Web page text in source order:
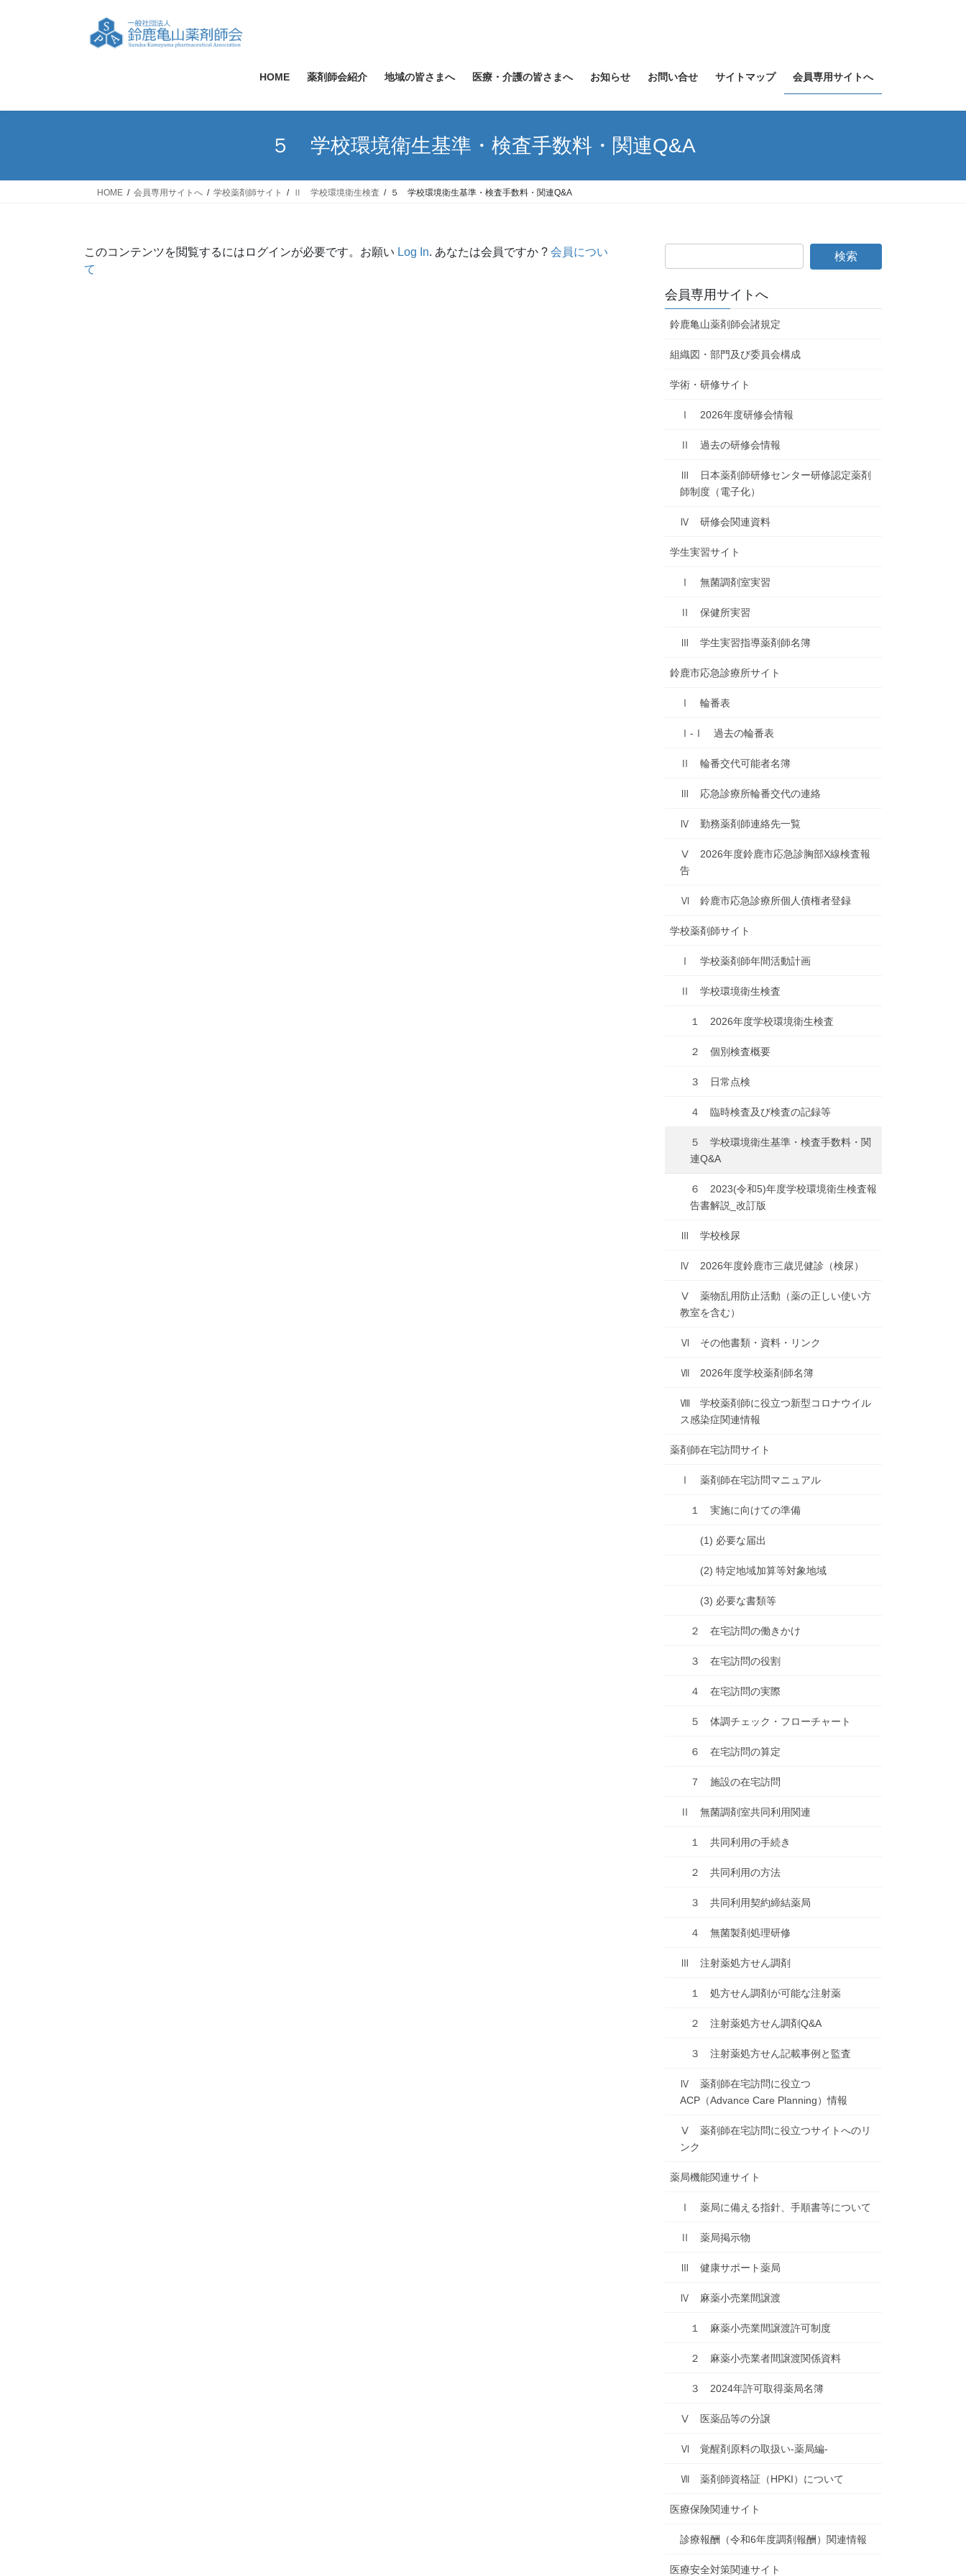
ス
ン
HOME 薬剤師会紹介 地域の皆さまへ 医療・介護の皆さまへ お知らせ お問い合せ サイトマップ 会員専用サイトへ
５ 学校環境衛生基準・検査手数料・関連Q&A
HOME 会員専用サイトへ 学校薬剤師サイト Ⅱ 学校環境衛生検査 ５ 学校環境衛生基準・検査手数料・関連Q&A
このコンテンツを閲覧するにはログインが必要です。お願い Log In. あなたは会員ですか ? 会員につい
て
会員専用サイトへ
鈴鹿亀山薬剤師会諸規定
組織図・部門及び委員会構成
学術・研修サイト
Ⅰ 2026年度研修会情報
Ⅱ 過去の研修会情報
Ⅲ 日本薬剤師研修センター研修認定薬剤
師制度（電子化）
Ⅳ 研修会関連資料
学生実習サイト
Ⅰ 無菌調剤室実習
Ⅱ 保健所実習
Ⅲ 学生実習指導薬剤師名簿
鈴鹿市応急診療所サイト
Ⅰ 輪番表
Ⅰ-Ⅰ 過去の輪番表
Ⅱ 輪番交代可能者名簿
Ⅲ 応急診療所輪番交代の連絡
Ⅳ 勤務薬剤師連絡先一覧
Ⅴ 2026年度鈴鹿市応急診胸部X線検査報
告
Ⅵ 鈴鹿市応急診療所個人債権者登録
学校薬剤師サイト
Ⅰ 学校薬剤師年間活動計画
Ⅱ 学校環境衛生検査
１ 2026年度学校環境衛生検査
２ 個別検査概要
３ 日常点検
４ 臨時検査及び検査の記録等
５ 学校環境衛生基準・検査手数料・関
連Q&A
６ 2023(令和5)年度学校環境衛生検査報
告書解説_改訂版
Ⅲ 学校検尿
Ⅳ 2026年度鈴鹿市三歳児健診（検尿）
Ⅴ 薬物乱用防止活動（薬の正しい使い方
教室を含む）
Ⅵ その他書類・資料・リンク
Ⅶ 2026年度学校薬剤師名簿
Ⅷ 学校薬剤師に役立つ新型コロナウイル
ス感染症関連情報
薬剤師在宅訪問サイト
Ⅰ 薬剤師在宅訪問マニュアル
１ 実施に向けての準備
(1) 必要な届出
(2) 特定地域加算等対象地域
(3) 必要な書類等
２ 在宅訪問の働きかけ
３ 在宅訪問の役割
４ 在宅訪問の実際
５ 体調チェック・フローチャート
６ 在宅訪問の算定
７ 施設の在宅訪問
Ⅱ 無菌調剤室共同利用関連
１ 共同利用の手続き
２ 共同利用の方法
３ 共同利用契約締結薬局
４ 無菌製剤処理研修
Ⅲ 注射薬処方せん調剤
１ 処方せん調剤が可能な注射薬
２ 注射薬処方せん調剤Q&A
３ 注射薬処方せん記載事例と監査
Ⅳ 薬剤師在宅訪問に役立つ
ACP（Advance Care Planning）情報
Ⅴ 薬剤師在宅訪問に役立つサイトへのリ
ンク
薬局機能関連サイト
Ⅰ 薬局に備える指針、手順書等について
Ⅱ 薬局掲示物
Ⅲ 健康サポート薬局
Ⅳ 麻薬小売業間譲渡
１ 麻薬小売業間譲渡許可制度
２ 麻薬小売業者間譲渡関係資料
３ 2024年許可取得薬局名簿
Ⅴ 医薬品等の分譲
Ⅵ 覚醒剤原料の取扱い-薬局編-
Ⅶ 薬剤師資格証（HPKI）について
医療保険関連サイト
診療報酬（令和6年度調剤報酬）関連情報
医療安全対策関連サイト